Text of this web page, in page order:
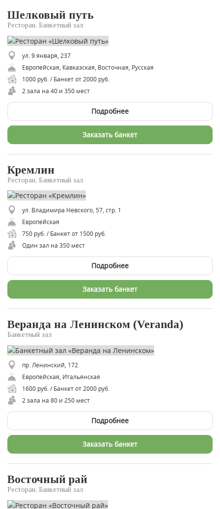
Шелковый путь
Ресторан, Банкетный зал
ул. 9 января, 237
Европейская, Кавказская, Восточная, Русская
1000 руб. / Банкет от 2000 руб.
2 зала на 40 и 350 мест
Подробнее
Заказать банкет
Кремлин
Ресторан, Банкетный зал
ул. Владимира Невского, 57, стр. 1
Европейская
750 руб. / Банкет от 1500 руб.
Один зал на 350 мест
Подробнее
Заказать банкет
Веранда на Ленинском (Veranda)
Банкетный зал
пр. Ленинский, 172
Европейская, Итальянская
1600 руб. / Банкет от 2000 руб.
2 зала на 80 и 250 мест
Подробнее
Заказать банкет
Восточный рай
Ресторан, Банкетный зал